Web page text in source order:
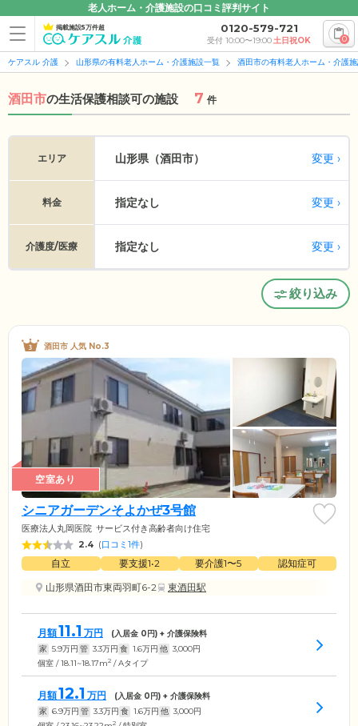
老人ホーム・介護施設の口コミ評判サイト
掲載施設5万件超 0120-579-721
受付 10:00〜19:00土日祝OK 0
ケアスル 介護 山形県の有料老人ホーム・介護施設一覧 酒田市の有料老人ホーム・介護
酒田市の生活保護相談可の施設 7 件
エリア 山形県（酒田市） 変更
料金 指定なし 変更
介護度/医療 指定なし 変更
絞り込み
酒田市 人気 No.3
空室あり
シニアガーデンそよかぜ3号館
医療法人丸岡医院 サービス付き高齢者向け住宅
2.4 (口コミ1件)
自立 要支援1•2 要介護1〜5
認知症可
山形県酒田市東両羽町6-2
東酒田駅
月額11.1 万円 (入居金 0円) + 介護保険料
家 5.9万円 管 3.3万円 食 1.6万円 他 3,000円
個室 / 18.11~18.17m2 / Aタイプ
月額12.1 万円 (入居金 0円) + 介護保険料
家 6.9万円 管 3.3万円 食 1.6万円 他 3,000円
2